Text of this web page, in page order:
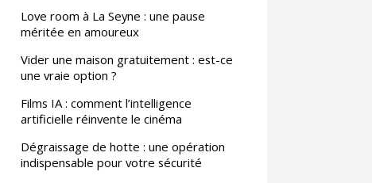
Love room à La Seyne : une pause
méritée en amoureux
Vider une maison gratuitement : est-ce
une vraie option ?
Films IA : comment l’intelligence
artificielle réinvente le cinéma
Dégraissage de hotte : une opération
indispensable pour votre sécurité